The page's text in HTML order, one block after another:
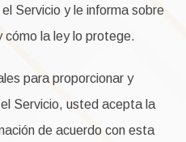
Servicio y le informa sobre
cómo la ley lo protege.
para proporcionar y
Servicio, usted acepta la
de acuerdo con esta